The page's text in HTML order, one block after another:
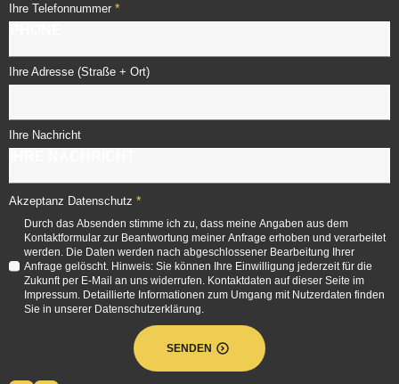
Ihre Telefonnummer *
Ihre Adresse (Straße + Ort)
Ihre Nachricht
Akzeptanz Datenschutz *
Durch das Absenden stimme ich zu, dass meine Angaben aus dem
Kontaktformular zur Beantwortung meiner Anfrage erhoben und verarbeitet
werden. Die Daten werden nach abgeschlossener Bearbeitung Ihrer
Anfrage gelöscht. Hinweis: Sie können Ihre Einwilligung jederzeit für die
Zukunft per E-Mail an uns widerrufen. Kontaktdaten auf dieser Seite im
Impressum. Detaillierte Informationen zum Umgang mit Nutzerdaten finden
Sie in unserer Datenschutzerklärung.
SENDEN